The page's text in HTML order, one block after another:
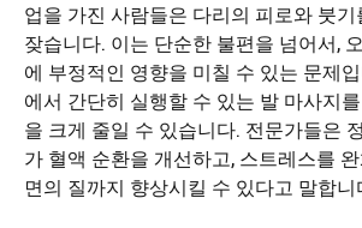
업을 가진 사람들은 다리의 피로와 붓
잦습니다. 이는 단순한 불편을 넘어서,
에 부정적인 영향을 미칠 수 있는 문제
에서 간단히 실행할 수 있는 발 마사지
을 크게 줄일 수 있습니다. 전문가들은
가 혈액 순환을 개선하고, 스트레스를
면의 질까지 향상시킬 수 있다고 말합니